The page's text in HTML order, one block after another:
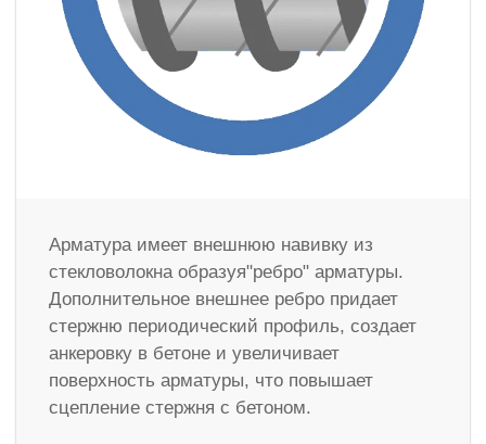
Арматура имеет внешнюю навивку из
стекловолокна образуя"ребро" арматуры.
Дополнительное внешнее ребро придает
стержню периодический профиль, создает
анкеровку в бетоне и увеличивает
поверхность арматуры, что повышает
сцепление стержня с бетоном.